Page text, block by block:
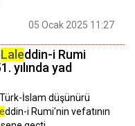
05 Ocak 2025 11:27
Laleddin-i Rumi
yılında yad
İslam düşünürü
ddin-i Rumi'nin vefatının